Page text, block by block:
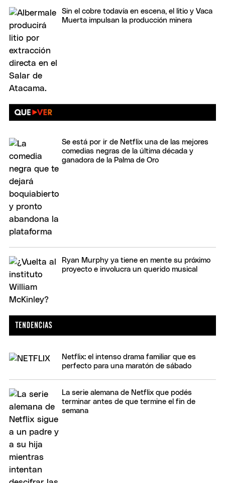
Sin el cobre todavía en escena, el litio y Vaca
Muerta impulsan la producción minera
Se está por ir de Netflix una de las mejores
comedias negras de la última década y
ganadora de la Palma de Oro
Ryan Murphy ya tiene en mente su próximo
proyecto e involucra un querido musical
Netflix: el intenso drama familiar que es
perfecto para una maratón de sábado
La serie alemana de Netflix que podés
terminar antes de que termine el fin de
semana